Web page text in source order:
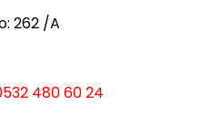
262 /A
480 60 24